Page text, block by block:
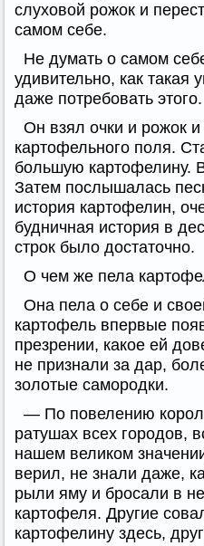
слуховой рожок и
самом себе.
Не думать о самом
удивительно, как
даже потребовать этого.
Он взял очки и рожок
картофельного поля.
большую картофелину.
Затем послышалась
история картофелин,
будничная история в
строк было достаточно.
О чем же пела
Она пела о себе и
картофель впервые
презрении, какое ей
не признали за дар,
золотые самородки.
— По повелению
ратушах всех городов,
нашем великом
верил, не знали даже,
рыли яму и бросали в
картофеля. Другие
картофелину здесь,